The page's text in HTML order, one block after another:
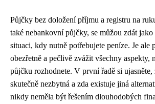
Půjčky bez doložení příjmu a registru na
také nebankovní půjčky, se můžou zdát
situaci, kdy nutně potřebujete peníze. Je ale
obezřetně a pečlivě zvážit všechny aspekty,
půjčku rozhodnete. V první řadě si ujasněte,
skutečně nezbytná a zda existuje jiná
nikdy neměla být řešením dlouhodobých